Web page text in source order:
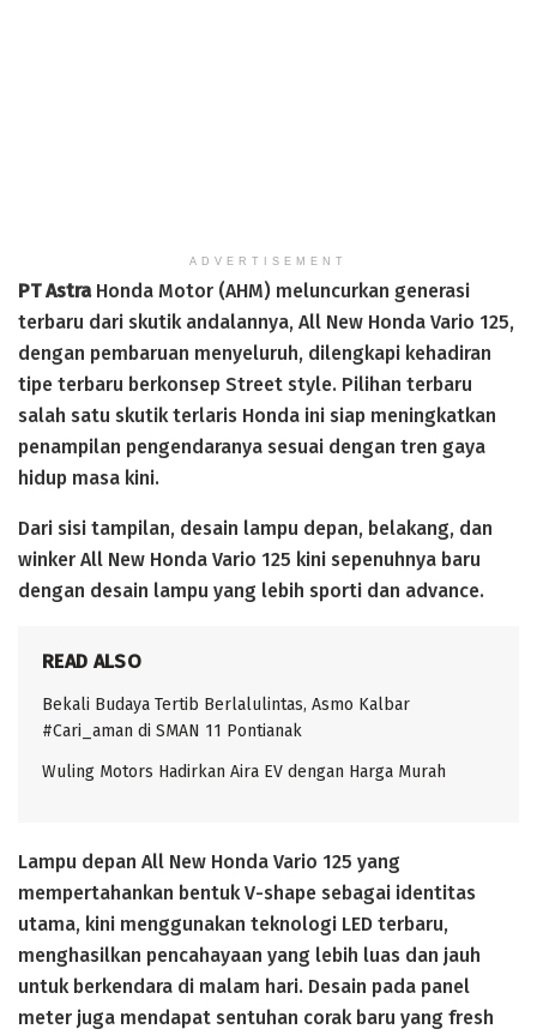
ADVERTISEMENT
PT AstraHonda Motor (AHM) meluncurkan generasi
terbaru dari skutik andalannya, All New Honda Vario 125,
dengan pembaruan menyeluruh, dilengkapi kehadiran
tipe terbaru berkonsep Street style. Pilihan terbaru
salah satu skutik terlaris Honda ini siap meningkatkan
penampilan pengendaranya sesuai dengan tren gaya
hidup masa kini.
Dari sisi tampilan, desain lampu depan, belakang, dan
winker All New Honda Vario 125 kini sepenuhnya baru
dengan desain lampu yang lebih sporti dan advance.
READ ALSO
Bekali Budaya Tertib Berlalulintas, Asmo Kalbar
#Cari_aman di SMAN 11 Pontianak
Wuling Motors Hadirkan Aira EV dengan Harga Murah
Lampu depan All New Honda Vario 125 yang
mempertahankan bentuk V-shape sebagai identitas
utama, kini menggunakan teknologi LED terbaru,
menghasilkan pencahayaan yang lebih luas dan jauh
untuk berkendara di malam hari. Desain pada panel
meter juga mendapat sentuhan corak baru yang fresh